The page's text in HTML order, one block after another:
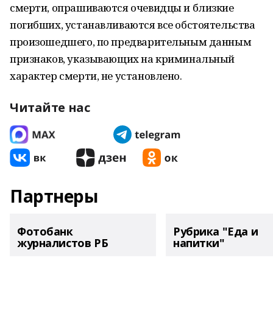
смерти, опрашиваются очевидцы и близкие
погибших, устанавливаются все обстоятельства
произошедшего, по предварительным данным
признаков, указывающих на криминальный
характер смерти, не установлено.
Читайте нас
Партнеры
Фотобанк
журналистов РБ
Рубрика "Еда и
напитки"